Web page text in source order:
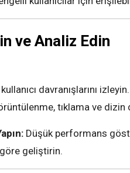
ve Analiz Edin
davranışlarını izleyin.
tıklama ve dizin
Düşük performans
geliştirin.